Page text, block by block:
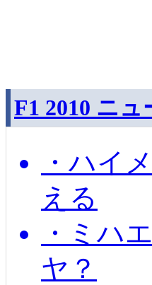
F1 2010 ニ
・ハイ
える
・ミハ
ヤ？